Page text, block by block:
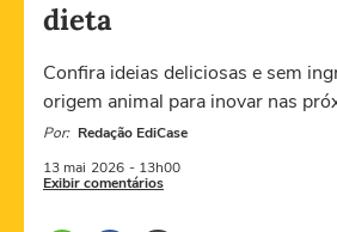
dieta
Confira ideias deliciosas e sem
origem animal para inovar nas
Por: Redação EdiCase
13 mai 2026 - 13h00
Exibir comentários